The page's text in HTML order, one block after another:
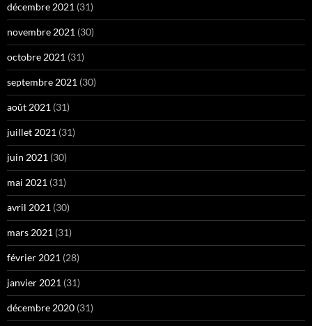
décembre 2021 (31)
novembre 2021 (30)
octobre 2021 (31)
septembre 2021 (30)
août 2021 (31)
juillet 2021 (31)
juin 2021 (30)
mai 2021 (31)
avril 2021 (30)
mars 2021 (31)
février 2021 (28)
janvier 2021 (31)
décembre 2020 (31)